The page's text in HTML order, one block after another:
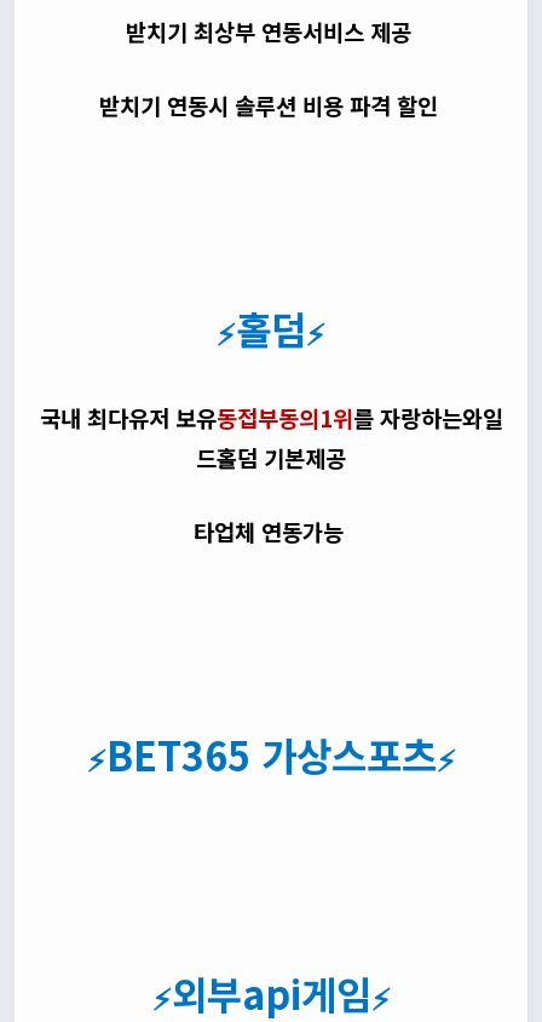
받치기 최상부 연동서비스 제공
받치기 연동시 솔루션 비용 파격 할인
⚡홀덤⚡
국내 최다유저 보유동접부동의1위를 자랑하는와일
드홀덤 기본제공
타업체 연동가능
⚡BET365 가상스포츠⚡
⚡외부api게임⚡